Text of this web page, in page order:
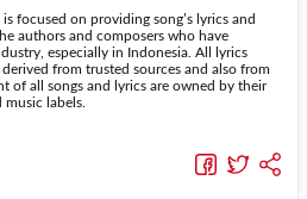
tanpa menghilangkan struktur dasar lagu.
focused on providing song’s lyrics and
authors and composers who have
especially in Indonesia. All lyrics
from trusted sources and also from
of all songs and lyrics are owned by their
music labels.